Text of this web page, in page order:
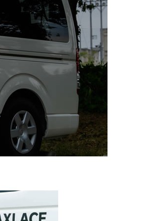
病院
スタッフブログ
夜間に介護タクシーご利用